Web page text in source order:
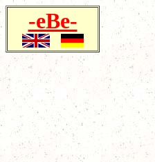
-eBe-